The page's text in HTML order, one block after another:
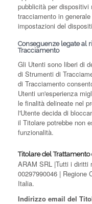
pubblicità per dispositivi
tracciamento in
impostazioni del
Conseguenze legate al
Tracciamento
Gli Utenti sono liberi di
di Strumenti di
di Tracciamento
Utenti un'esperienza
le finalità delineate nel
l'Utente decida di
il Titolare potrebbe non
funzionalità.
Titolare del Trattamento
ARAM SRL |Tutti i diritti
00297990046 | Regione
Italia.
Indirizzo email del